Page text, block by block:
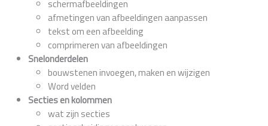
schermafbeeldingen
afmetingen van afbeeldingen aanpassen
tekst om een afbeelding
comprimeren van afbeeldingen
Snelonderdelen
bouwstenen invoegen, maken en wijzigen
Word velden
Secties en kolommen
wat zijn secties